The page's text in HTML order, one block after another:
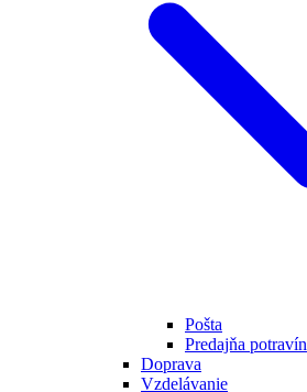
Pošta
Predajňa potravín
Doprava
Vzdelávanie